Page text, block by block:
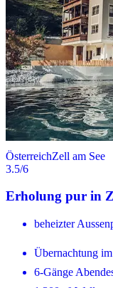
ÖsterreichZell am See
3.5/6
Erholung pur in
beheizter
Übernachtung
6-Gänge